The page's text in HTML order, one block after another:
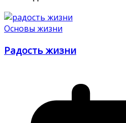
Основы жизни
Радость жизни